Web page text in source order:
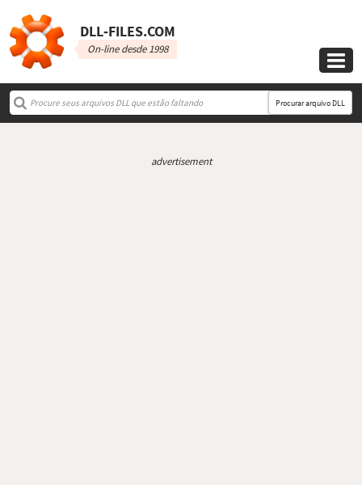
DLL‑FILES.COM
On-line desde 1998

Procurar arquivo DLL
advertisement